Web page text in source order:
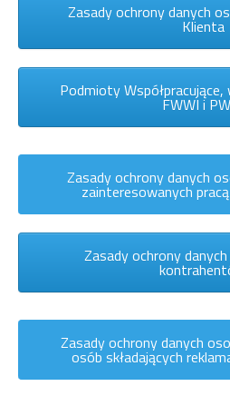
Zasady ochrony danych
Klienta
Podmioty Współpracujące,
FWWI i
Zasady ochrony danych
zainteresowanych
Zasady ochrony
Zasady ochrony danych
osób składających